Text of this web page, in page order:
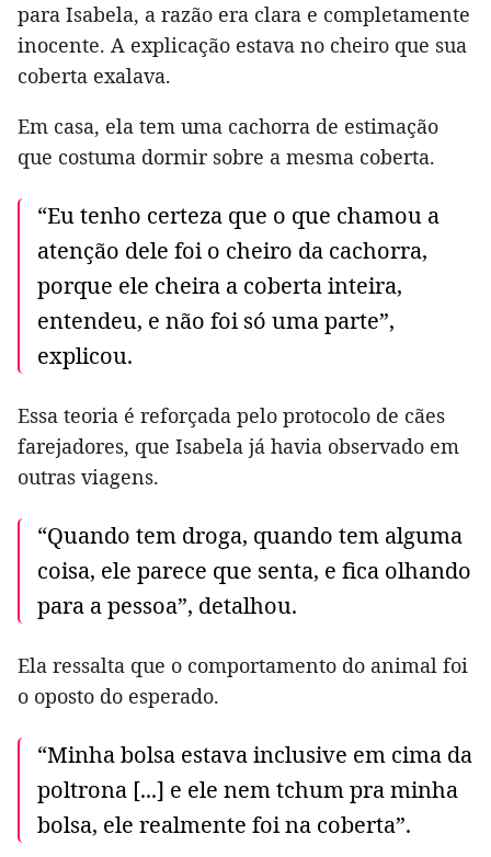
para Isabela, a razão era clara e completamente
inocente. A explicação estava no cheiro que sua
coberta exalava.
Em casa, ela tem uma cachorra de estimação
que costuma dormir sobre a mesma coberta.
“Eu tenho certeza que o que chamou a
atenção dele foi o cheiro da cachorra,
porque ele cheira a coberta inteira,
entendeu, e não foi só uma parte”,
explicou.
Essa teoria é reforçada pelo protocolo de cães
farejadores, que Isabela já havia observado em
outras viagens.
“Quando tem droga, quando tem alguma
coisa, ele parece que senta, e fica olhando
para a pessoa”, detalhou.
Ela ressalta que o comportamento do animal foi
o oposto do esperado.
“Minha bolsa estava inclusive em cima da
poltrona [...] e ele nem tchum pra minha
bolsa, ele realmente foi na coberta”.